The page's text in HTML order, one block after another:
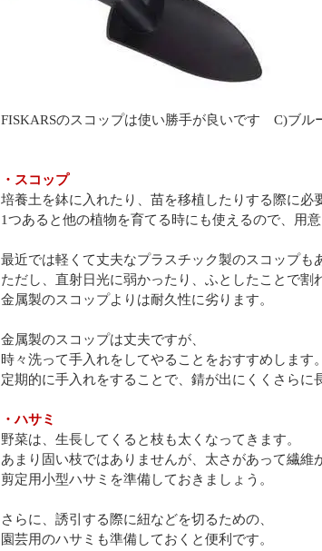
FISKARSのスコップは使い勝手が良いです C)ブル
・スコップ
培養土を鉢に入れたり、苗を移植したりする際に必
1つあると他の植物を育てる時にも使えるので、用意
最近では軽くて丈夫なプラスチック製のスコップも
ただし、直射日光に弱かったり、ふとしたことで割
金属製のスコップよりは耐久性に劣ります。
金属製のスコップは丈夫ですが、
時々洗って手入れをしてやることをおすすめします。
定期的に手入れをすることで、錆が出にくくさらに
・ハサミ
野菜は、生長してくると枝も太くなってきます。
あまり固い枝ではありませんが、太さがあって繊維
剪定用小型ハサミを準備しておきましょう。
さらに、誘引する際に紐などを切るための、
園芸用のハサミも準備しておくと便利です。